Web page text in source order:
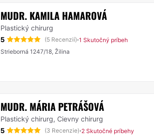
MUDR. KAMILA HAMAROVÁ
Plastický chirurg
5
(5 Recenzií)·1 Skutočný príbeh
Strieborná 1247/18, Žilina
MUDR. MÁRIA PETRÁŠOVÁ
Plastický chirurg, Cievny chirurg
5
(3 Recenzie)·2 Skutočné príbehy